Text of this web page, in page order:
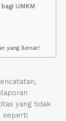
UMKM
yang Benar!
yang tidak
seperti